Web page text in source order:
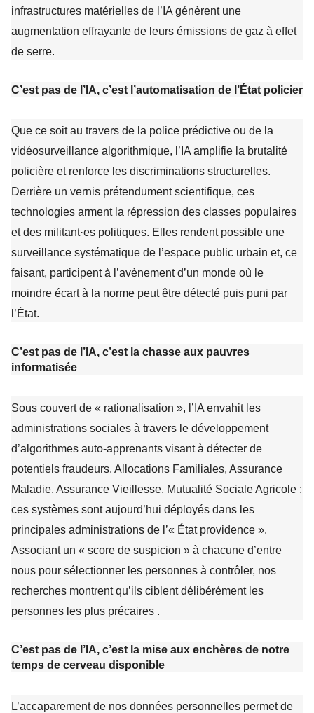
infrastructures matérielles de l’IA génèrent une
augmentation effrayante de leurs émissions de gaz à effet
de serre.
C’est pas de l’IA, c’est l’automatisation de l’État policier
Que ce soit au travers de la police prédictive ou de la
vidéosurveillance algorithmique, l’IA amplifie la brutalité
policière et renforce les discriminations structurelles.
Derrière un vernis prétendument scientifique, ces
technologies arment la répression des classes populaires
et des militant·es politiques. Elles rendent possible une
surveillance systématique de l’espace public urbain et, ce
faisant, participent à l’avènement d’un monde où le
moindre écart à la norme peut être détecté puis puni par
l’État.
C’est pas de l’IA, c’est la chasse aux pauvres
informatisée
Sous couvert de « rationalisation », l’IA envahit les
administrations sociales à travers le développement
d’algorithmes auto-apprenants visant à détecter de
potentiels fraudeurs. Allocations Familiales, Assurance
Maladie, Assurance Vieillesse, Mutualité Sociale Agricole :
ces systèmes sont aujourd’hui déployés dans les
principales administrations de l’« État providence ».
Associant un « score de suspicion » à chacune d’entre
nous pour sélectionner les personnes à contrôler, nos
recherches montrent qu’ils ciblent délibérément les
personnes les plus précaires .
C’est pas de l’IA, c’est la mise aux enchères de notre
temps de cerveau disponible
L’accaparement de nos données personnelles permet de